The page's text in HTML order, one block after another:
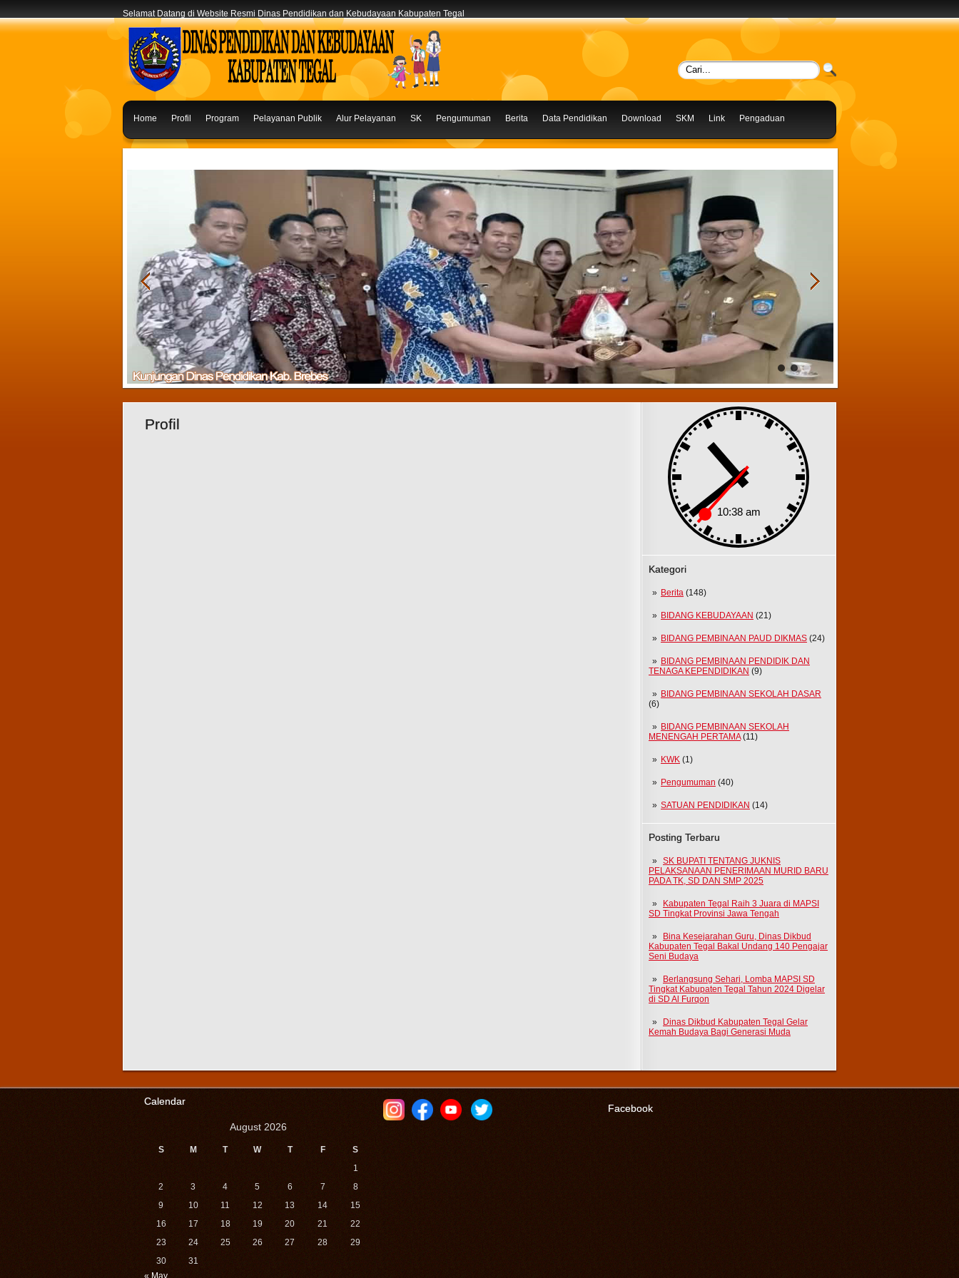
Selamat Datang di Website Resmi Dinas Pendidikan dan Kebudayaan Kabupaten Tegal
Home Profil Program Pelayanan Publik Alur Pelayanan SK Pengumuman Berita Data Pendidikan Download SKM Link Pengaduan
1 2 3
Kategori
Berita (148)
BIDANG KEBUDAYAAN (21)
BIDANG PEMBINAAN PAUD DIKMAS (24)
BIDANG PEMBINAAN PENDIDIK DAN
TENAGA KEPENDIDIKAN (9)
BIDANG PEMBINAAN SEKOLAH DASAR
(6)
BIDANG PEMBINAAN SEKOLAH
MENENGAH PERTAMA(11)
KWK (1)
Pengumuman (40)
SATUAN PENDIDIKAN (14)
Posting Terbaru
SK BUPATI TENTANG JUKNIS
PELAKSANAAN PENERIMAAN MURID BARU
PADA TK, SD DAN SMP 2025
Kabupaten Tegal Raih 3 Juara di MAPSI
SD Tingkat Provinsi Jawa Tengah
Bina Kesejarahan Guru, Dinas Dikbud
Kabupaten Tegal Bakal Undang 140 Pengajar
Seni Budaya
Berlangsung Sehari, Lomba MAPSI SD
Tingkat Kabupaten Tegal Tahun 2024 Digelar
di SD Al Furqon
Dinas Dikbud Kabupaten Tegal Gelar
Kemah Budaya Bagi Generasi Muda
Profil
Calendar
August 2026
S M T W T F
S
1
2
3 4 5 6 7
8
9
10 11 12 13 14
15
16
17 18 19 20 21
22
23
24 25 26 27 28
29
30
31
« May
Facebook